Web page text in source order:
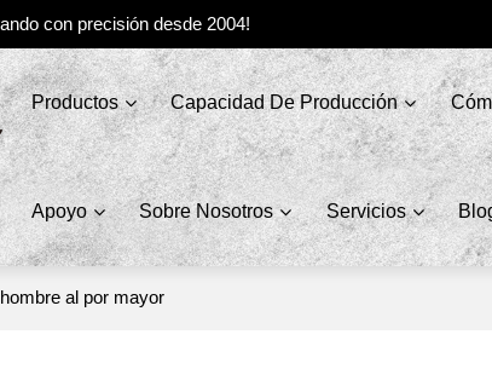
con precisión desde 2004!
Productos Capacidad De Producción
Apoyo Sobre Nosotros Servicios
al por mayor